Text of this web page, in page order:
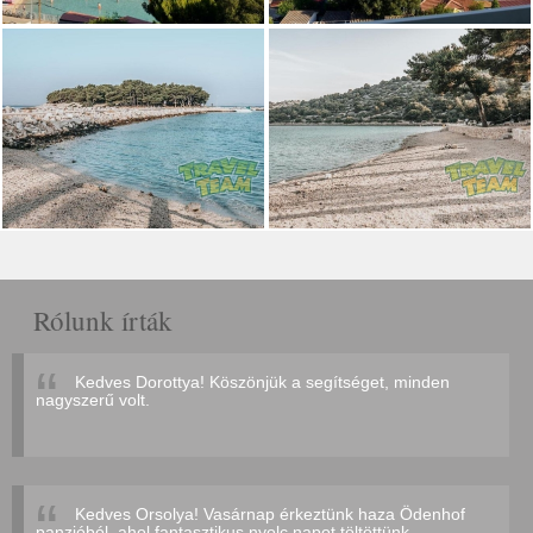
Rólunk írták
Kedves Dorottya! Köszönjük a segítséget, minden
nagyszerű volt.
Kedves Orsolya! Vasárnap érkeztünk haza Ödenhof